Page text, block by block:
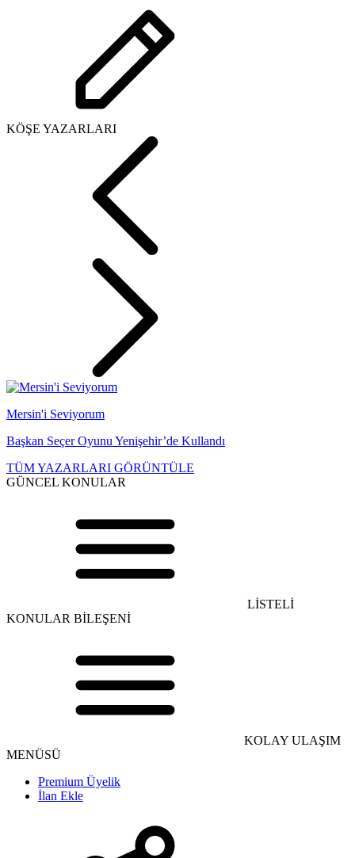
KÖŞE YAZARLARI
Mersin'i Seviyorum
Başkan Seçer Oyunu Yenişehir’de Kullandı
TÜM YAZARLARI GÖRÜNTÜLE
GÜNCEL KONULAR
LİSTELİ
KONULAR BİLEŞENİ
KOLAY ULAŞIM
MENÜSÜ
Premium Üyelik
İlan Ekle